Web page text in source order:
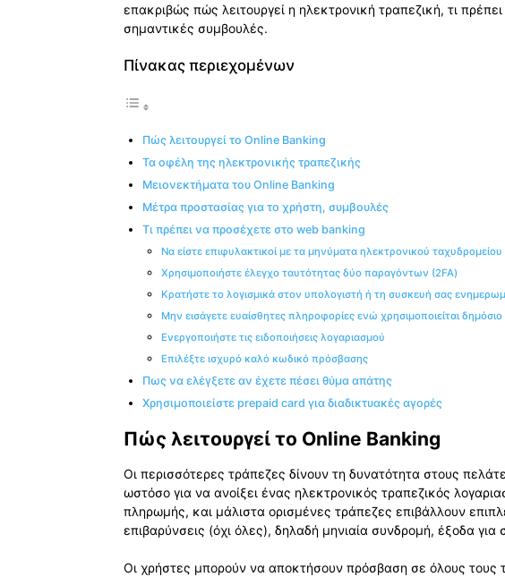
επακριβώς πώς λειτουργεί η ηλεκτρονική τραπεζική, τι
σημαντικές συμβουλές.
Πίνακας περιεχομένων
Πώς λειτουργεί το Online Banking
Τα οφέλη της ηλεκτρονικής τραπεζικής
Μειονεκτήματα του Online Banking
Μέτρα προστασίας για το χρήστη, συμβουλές
Τι πρέπει να προσέχετε στο web banking
Να είστε επιφυλακτικοί με τα μηνύματα ηλεκτρονικού
Χρησιμοποιήστε έλεγχο ταυτότητας δύο παραγόντων (2FA)
Κρατήστε το λογισμικά στον υπολογιστή ή τη συσκευή σας
Μην εισάγετε ευαίσθητες πληροφορίες ενώ χρησιμοποιείται
Ενεργοποιήστε τις ειδοποιήσεις λογαριασμού
Επιλέξτε ισχυρό καλό κωδικό πρόσβασης
Πως να ελέγξετε αν έχετε πέσει θύμα απάτης
Χρησιμοποιείστε prepaid card για διαδικτυακές αγορές
Πώς λειτουργεί το Online Banking
Οι περισσότερες τράπεζες δίνουν τη δυνατότητα στους
ωστόσο για να ανοίξει ένας ηλεκτρονικός τραπεζικός
πληρωμής, και μάλιστα ορισμένες τράπεζες επιβάλλουν
επιβαρύνσεις (όχι όλες), δηλαδή μηνιαία συνδρομή, έξοδα
Οι χρήστες μπορούν να αποκτήσουν πρόσβαση σε όλους τους